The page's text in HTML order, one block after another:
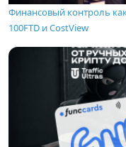
Финансовый контроль
100FTD и CostView